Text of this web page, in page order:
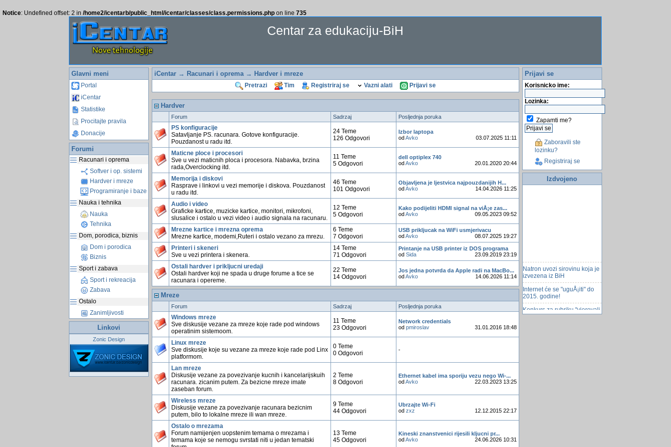
Notice: Undefined offset: 2 in /home2/icentarb/public_html/icentar/classes/class.permissions.php on line 735
Centar za edukaciju-BiH
Glavni meni
Portal
iCentar
Statistike
Procitajte pravila
Donacije
Forumi
Racunari i oprema
Softver i op. sistemi
Hardver i mreze
Programiranje i baze
Nauka i tehnika
Nauka
Tehnika
Dom, porodica, biznis
Dom i porodica
Biznis
Sport i zabava
Sport i rekreacija
Zabava
Ostalo
Zanimljivosti
Linkovi
Zonic Design
iCentar→ Racunari i oprema→ Hardver i mreze
Pretrazi Tim Registriraj se Vazni alati Prijavi se
Hardver
Forum Sadrzaj Posljednja poruka
PS konfiguracije
Satavljanje PS. racunara. Gotove konfiguracije.
Pouzdanost u radu itd.
24 Teme
126 Odgovori
Izbor laptopa
odAvko 03.07.2025 11:11
Maticne ploce i procesori
Sve u vezi maticnih ploca i procesora. Nabavka, brzina
rada,Overclocking itd.
11 Teme
5 Odgovori
dell optiplex 740
odAvko 20.01.2020 20:44
Memorija i diskovi
Rasprave i linkovi u vezi memorije i diskova. Pouzdanost
u radu itd.
46 Teme
101 Odgovori
Objavljena je ljestvica najpouzdanijih H...
odAvko 14.04.2026 11:25
Audio i video
Graficke kartice, muzicke kartice, monitori, mikrofoni,
slusalice i ostalo u vezi video i audio signala na racunaru.
12 Teme
5 Odgovori
Kako podijeliti HDMI signal na viÅ¡e zas...
odAvko 09.05.2023 09:52
Mrezne kartice i mrezna oprema
Mrezne kartice, modemi,Ruteri i ostalo vezano za mrezu.
6 Teme
7 Odgovori
USB prikljucak na WiFi usmjerivacu
odAvko 08.07.2025 19:27
Printeri i skeneri
Sve u vezi printera i skenera.
14 Teme
71 Odgovori
Printanje na USB printer iz DOS programa
od Sida 23.09.2019 23:19
Ostali hardver i prikljucni uredaji
Ostali hardver koji ne spada u druge forume a tice se
racunara i opereme.
22 Teme
14 Odgovori
Jos jedna potvrda da Apple radi na MacBo...
odAvko 14.06.2026 11:14
Mreze
Forum Sadrzaj Posljednja poruka
Windows mreze
Sve diskusije vezane za mreze koje rade pod windows
operatinim sistemoom.
11 Teme
23 Odgovori
Network credentials
od pmiroslav 31.01.2016 18:48
Linux mreze
Sve diskusije koje su vezane za mreze koje rade pod Linx
platformom.
0 Teme
0 Odgovori
-
Lan mreze
Diskusije vezane za povezivanje kucnih i kancelarijskuih
racunara. zicanim putem. Za bezicne mreze imate
zaseban forum.
2 Teme
8 Odgovori
Ethernet kabel ima sporiju vezu nego Wi-...
odAvko 22.03.2023 13:25
Wireless mreze
Diskusije vezane za povezivanje racunara bezicnim
putem, bilo to lokalne mreze ili wan mreze.
9 Teme
44 Odgovori
Ubrzajte Wi-Fi
od zxz 12.12.2015 22:17
Ostalo o mrezama
Forum namijenjen uopstenim temama o mrezama i
temama koje se nemogu svrstati niti u jedan tematski
13 Teme
45 Odgovori
Kineski znanstvenici rijesili kljucni pr...
odAvko 24.06.2026 10:31
Prijavi se
Korisnicko ime:
Lozinka:
Zapamti me?
Zaboravili ste
lozinku?
Registriraj se
Izdvojeno
Natron uvozi sirovinu koja je
izvezena iz BiH
Internet će se "uguÅ¡iti" do
2015. godine!
Konkurs za rubriku "vjerovali
ili ne"